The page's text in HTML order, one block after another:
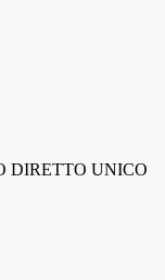
DIRETTO UNICO